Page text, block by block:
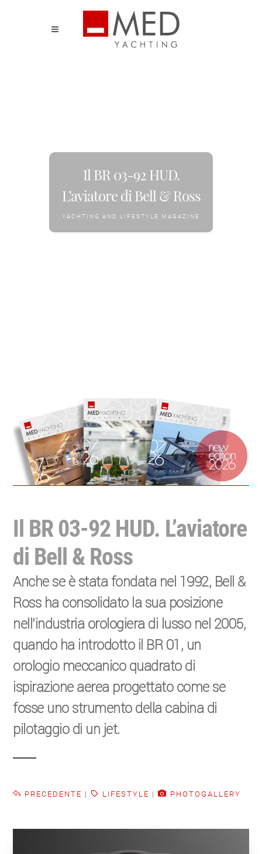
Il BR 03-92 HUD.
L’aviatore di Bell & Ross
YACHTING AND LIFESTYLE MAGAZINE
Il BR 03-92 HUD. L’aviatore
di Bell & Ross
Anche se è stata fondata nel 1992, Bell &
Ross ha consolidato la sua posizione
nell’industria orologiera di lusso nel 2005,
quando ha introdotto il BR 01, un
orologio meccanico quadrato di
ispirazione aerea progettato come se
fosse uno strumento della cabina di
pilotaggio di un jet.
PRECEDENTE | LIFESTYLE | PHOTOGALLERY